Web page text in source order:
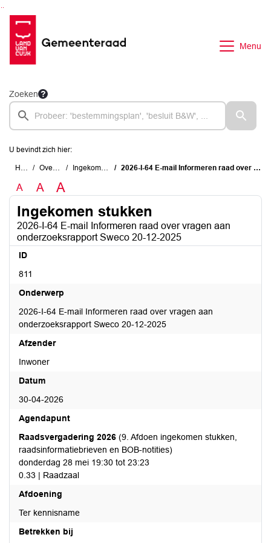
Menu
Zoeken
U bevindt zich hier:
Home Overzichten Ingekomen stukken 2026-I-64 E-mail Informeren raad over vragen aan onderzoeksrapport Sweco 20-12-2025
A A A
Ingekomen stukken
2026-I-64 E-mail Informeren raad over vragen aan
onderzoeksrapport Sweco 20-12-2025
ID
811
Onderwerp
2026-I-64 E-mail Informeren raad over vragen aan
onderzoeksrapport Sweco 20-12-2025
Afzender
Inwoner
Datum
30-04-2026
Agendapunt
Raadsvergadering 2026 (9. Afdoen ingekomen stukken,
raadsinformatiebrieven en BOB-notities)
donderdag 28 mei 19:30 tot 23:23
0.33 | Raadzaal
Afdoening
Ter kennisname
Betrekken bij